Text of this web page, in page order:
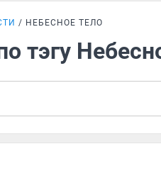
НЕБЕСНОЕ ТЕЛО
тэгу